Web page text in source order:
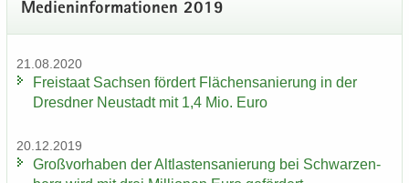
Me­di­en­in­for­ma­tio­nen 2019
21.08.2020
Frei­staat Sach­sen för­dert Flä­chen­sa­nie­rung in der
Dresd­ner Neu­stadt mit 1,4 Mio. Euro
20.12.2019
Groß­vor­ha­ben der Alt­las­ten­sa­nie­rung bei Schwar­zen­